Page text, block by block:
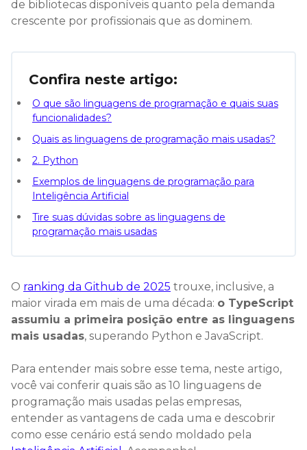
de bibliotecas disponíveis quanto pela demanda
crescente por profissionais que as dominem.
Confira neste artigo:
O que são linguagens de programação e quais suas
funcionalidades?
Quais as linguagens de programação mais usadas?
2. Python
Exemplos de linguagens de programação para
Inteligência Artificial
Tire suas dúvidas sobre as linguagens de
programação mais usadas
O ranking da Github de 2025 trouxe, inclusive, a
maior virada em mais de uma década: o TypeScript
assumiu a primeira posição entre as linguagens
mais usadas, superando Python e JavaScript.
Para entender mais sobre esse tema, neste artigo,
você vai conferir quais são as 10 linguagens de
programação mais usadas pelas empresas,
entender as vantagens de cada uma e descobrir
como esse cenário está sendo moldado pela